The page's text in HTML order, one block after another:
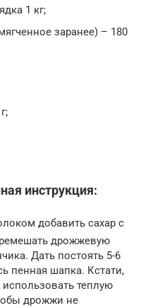
1 кг;
заранее) – 180
инструкция:
добавить сахар с
дрожжевую
Дать постоять 5-6
пенная шапка. Кстати,
теплую
дрожжи не